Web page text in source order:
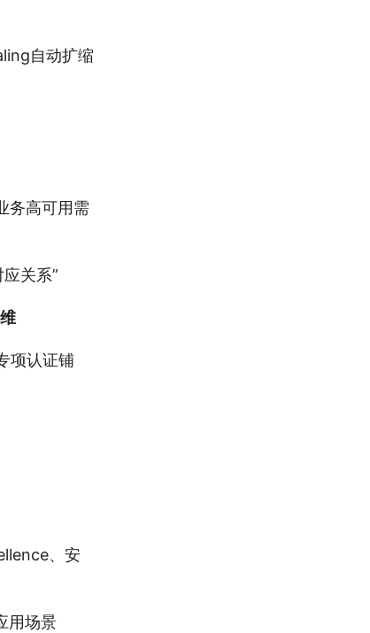
自动扩缩
务高可用需
关系”
项认证铺
、安
用场景